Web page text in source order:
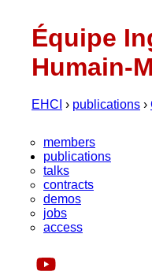
Équipe
Humain-
EHCI › publications ›
members
publications
talks
contracts
demos
jobs
access